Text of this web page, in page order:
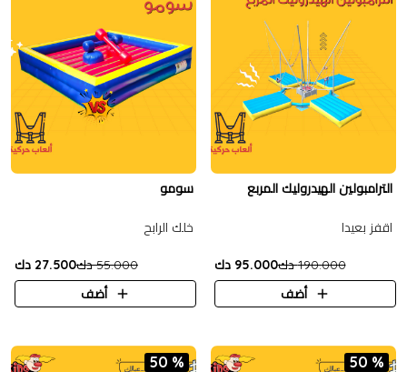
الترامبولين الهيدروليك المربع
اقفز بعيدا
190.000 دك
95.000 دك
أضف
سومو
خلك الرابح
55.000 دك
27.500 دك
أضف
50 %
50 %